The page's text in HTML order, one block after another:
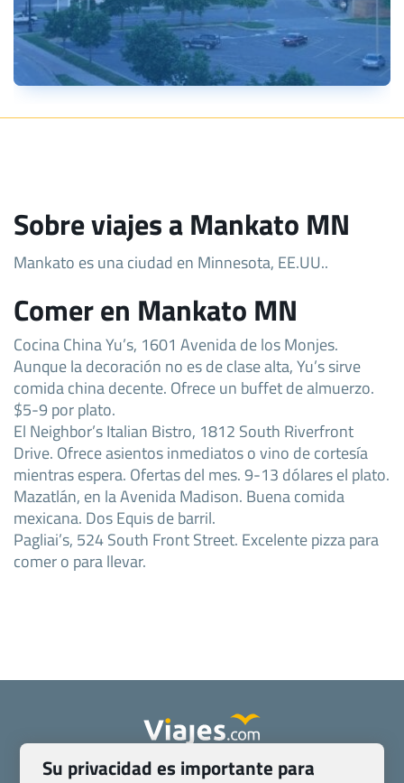
Sobre viajes a Mankato MN
Mankato es una ciudad en Minnesota, EE.UU..
Comer en Mankato MN
Cocina China Yu’s, 1601 Avenida de los Monjes.
Aunque la decoración no es de clase alta, Yu’s sirve
comida china decente. Ofrece un buffet de almuerzo.
$5-9 por plato.
El Neighbor’s Italian Bistro, 1812 South Riverfront
Drive. Ofrece asientos inmediatos o vino de cortesía
mientras espera. Ofertas del mes. 9-13 dólares el plato.
Mazatlán, en la Avenida Madison. Buena comida
mexicana. Dos Equis de barril.
Pagliai’s, 524 South Front Street. Excelente pizza para
comer o para llevar.
Quienes somos Contacto
Su privacidad es importante para